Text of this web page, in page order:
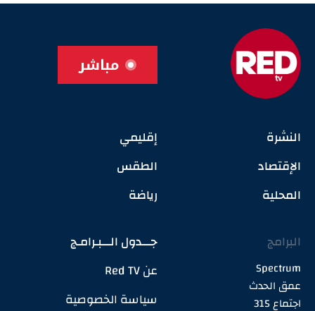
مباشر
النشرة
الإقتصاد
المحلية
إقليمي
الطقس
رياضة
البرامج
Spectrum
عمق الحدث
اجتماع 315
جـــدول الـــبـرامـج
عن Red TV
سياسة الخصوصية